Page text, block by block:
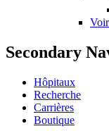
Secondary
Hôpitaux
Recherche
Carrières
Boutique